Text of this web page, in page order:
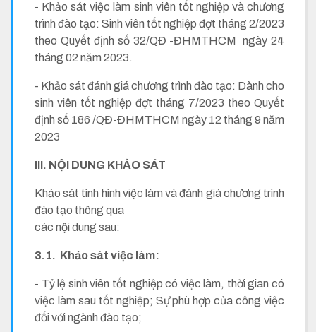
- Khảo sát việc làm sinh viên tốt nghiệp và chương
trình đào tạo: Sinh viên tốt nghiệp đợt tháng 2/2023
theo Quyết định số 32/QĐ -ĐHMTHCM ngày 24
tháng 02 năm 2023.
- Khảo sát đánh giá chương trình đào tạo: Dành cho
sinh viên tốt nghiệp đợt tháng 7/2023 theo Quyết
định số 186 /QĐ-ĐHMTHCM ngày 12 tháng 9 năm
2023
III. NỘI DUNG KHẢO SÁT
Khảo sát tình hình việc làm và đánh giá chương trình
đào tạo thông qua
các nội dung sau:
3.1. Khảo sát việc làm:
- Tỷ lệ sinh viên tốt nghiệp có việc làm, thời gian có
việc làm sau tốt nghiệp; Sự phù hợp của công việc
đối với ngành đào tạo;